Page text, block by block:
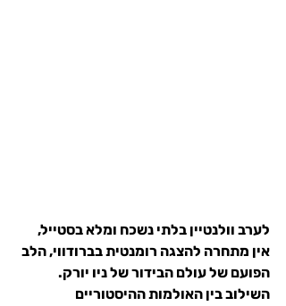
לערב וולנטיין בלתי נשכח ומלא בסטייל,
אין מתחרה להצגה רומנטית בברודווי, הלב
הפועם של עולם הבידור של ניו יורק.
השילוב בין האולמות ההיסטוריים